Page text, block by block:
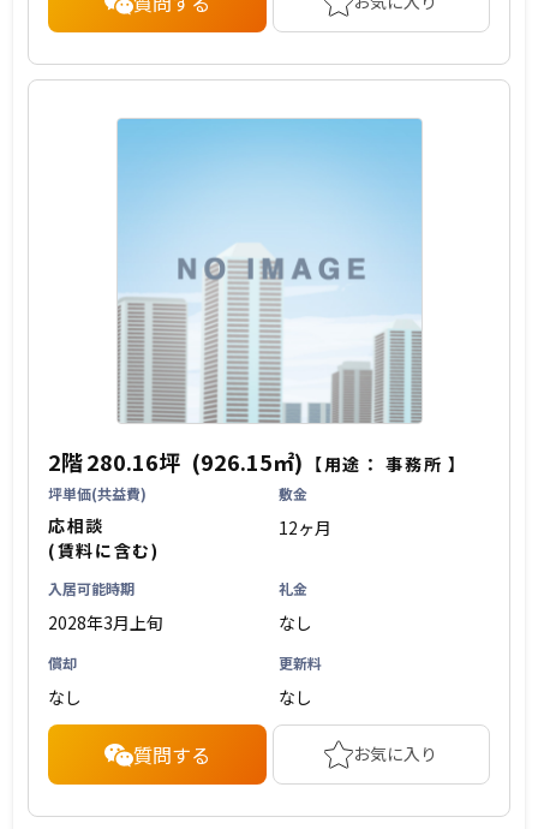
2階280.16坪 (926.15㎡) 【用途：事務所 】
坪単価(共益費)
応相談
(賃料に含む)
敷金
12ヶ月
入居可能時期
2028年3月上旬
礼金
なし
償却
なし
更新料
なし
質問する お気に入り